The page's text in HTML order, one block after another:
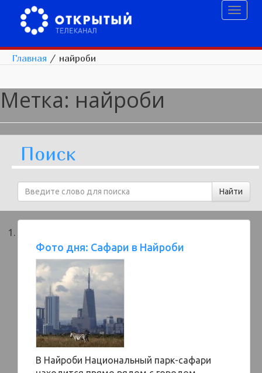
Главная / найроби
Метка: найроби
Поиск
Фото дня: Сафари в Найроби
В Найроби Национальный парк-сафари